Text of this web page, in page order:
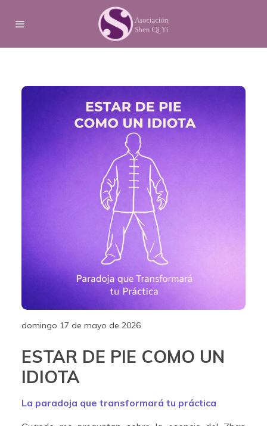
domingo 17 de mayo de 2026
ESTAR DE PIE COMO UN
IDIOTA
La paradoja que transformará tu práctica